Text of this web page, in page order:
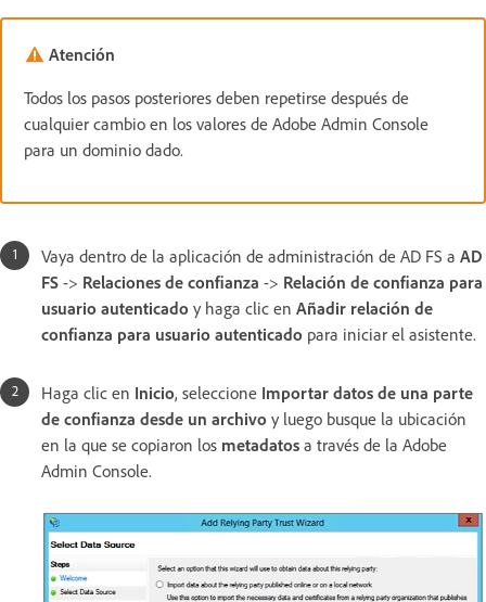
Atención
Todos los pasos posteriores deben repetirse después de
cualquier cambio en los valores de Adobe Admin Console
para un dominio dado.
Vaya dentro de la aplicación de administración de AD FS a AD
FS -> Relaciones de confianza -> Relación de confianza para
usuario autenticado y haga clic en Añadir relación de
confianza para usuario autenticado para iniciar el asistente.
Haga clic en Inicio, seleccione Importar datos de una parte
de confianza desde un archivo y luego busque la ubicación
en la que se copiaron los metadatos a través de la Adobe
Admin Console.